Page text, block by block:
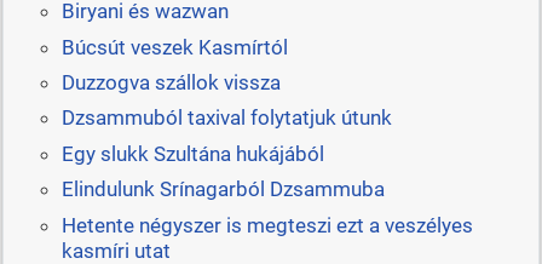
Biryani és wazwan
Búcsút veszek Kasmírtól
Duzzogva szállok vissza
Dzsammuból taxival folytatjuk útunk
Egy slukk Szultána hukájából
Elindulunk Srínagarból Dzsammuba
Hetente négyszer is megteszi ezt a veszélyes
kasmíri utat